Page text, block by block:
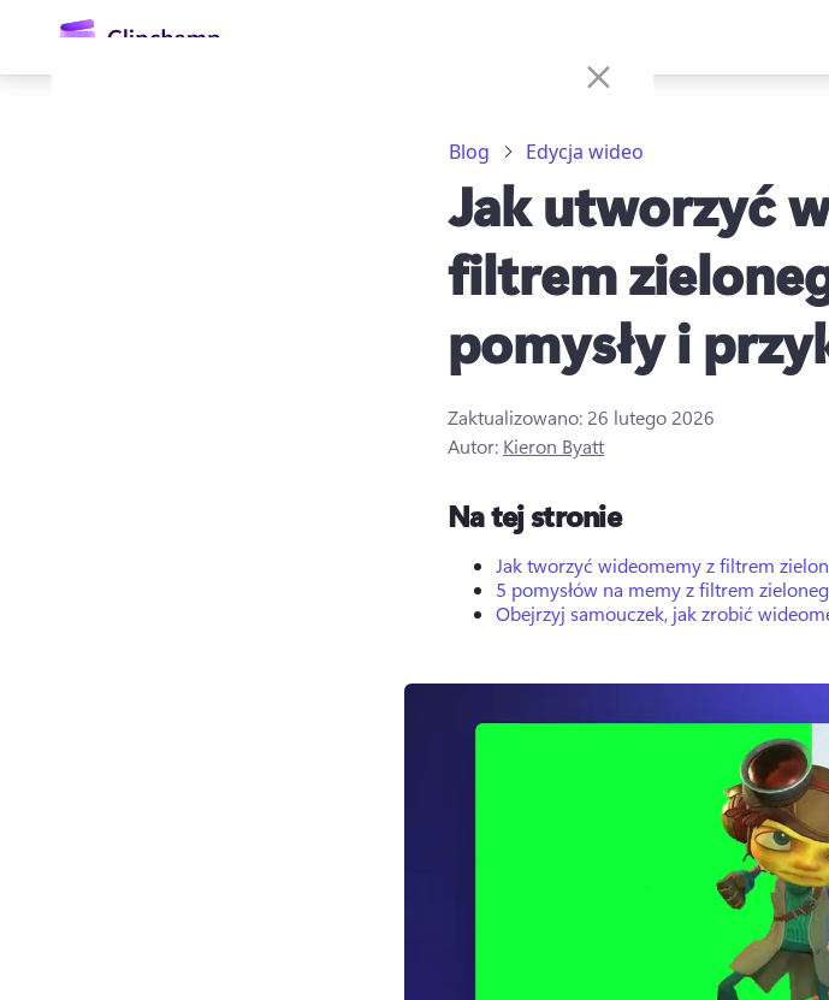
głównej
Blog Edycja wideo
Jak utworzyć
filtrem
pomysły i
Zaktualizowano: 26 lutego 2026
Autor: Kieron Byatt
Na tej stronie
Jak tworzyć wideomemy z filtrem
5 pomysłów na memy z filtrem
Obejrzyj samouczek, jak zrobić